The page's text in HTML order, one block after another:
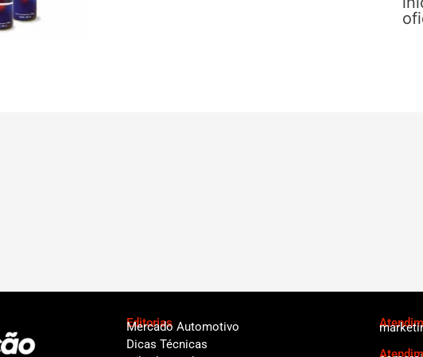
Editorias
Mercado Automotivo
Dicas Técnicas